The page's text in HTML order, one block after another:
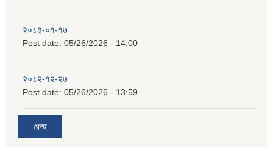
२०८३-०१-१७
Post date: 05/26/2026 - 14:00
२०८२-१२-२७
Post date: 05/26/2026 - 13:59
अन्य